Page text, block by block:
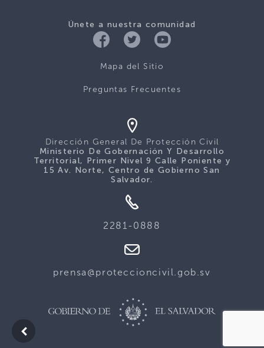
Únete a nuestra comunidad
Mapa del Sitio
Preguntas Frecuentes
Dirección General De Protección Civil
Ministerio De Gobernación Y Desarrollo
Territorial, Primer Nivel 9 Calle Poniente y
15 Av. Norte, Centro de Gobierno San
Salvador.
2281-0888
prensa@proteccioncivil.gob.sv